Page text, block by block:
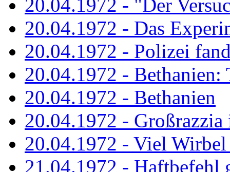
20.04.1972 - "Der
20.04.1972 - Das
20.04.1972 - Polizei
20.04.1972 - Bethanien:
20.04.1972 - Bethanien
20.04.1972 - Großrazzia
20.04.1972 - Viel
21.04.1972 - Haftbefehl